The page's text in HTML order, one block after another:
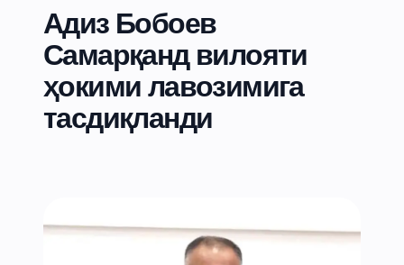
Адиз Бобоев
Самарқанд вилояти
ҳокими лавозимига
тасдиқланди